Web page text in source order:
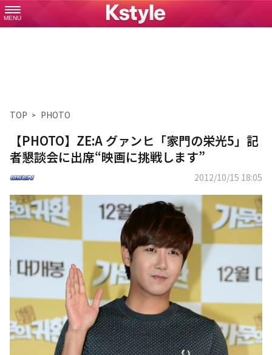
MENU
TOP PHOTO
【PHOTO】ZE:A グァンヒ「家門の栄光5」記
者懇談会に出席“映画に挑戦します”
2012/10/15 18:05